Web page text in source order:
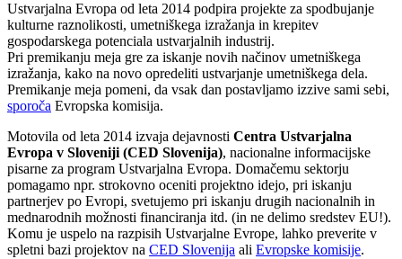
Ustvarjalna Evropa od leta 2014 podpira projekte za spodbujanje
kulturne raznolikosti, umetniškega izražanja in krepitev
gospodarskega potenciala ustvarjalnih industrij.
Pri premikanju meja gre za iskanje novih načinov umetniškega
izražanja, kako na novo opredeliti ustvarjanje umetniškega dela.
Premikanje meja pomeni, da vsak dan postavljamo izzive sami sebi,
sporoča Evropska komisija.
Motovila od leta 2014 izvaja dejavnosti Centra Ustvarjalna
Evropa v Sloveniji (CED Slovenija), nacionalne informacijske
pisarne za program Ustvarjalna Evropa. Domačemu sektorju
pomagamo npr. strokovno oceniti projektno idejo, pri iskanju
partnerjev po Evropi, svetujemo pri iskanju drugih nacionalnih in
mednarodnih možnosti financiranja itd. (in ne delimo sredstev EU!).
Komu je uspelo na razpisih Ustvarjalne Evrope, lahko preverite v
spletni bazi projektov na CED Slovenija ali Evropske komisije.